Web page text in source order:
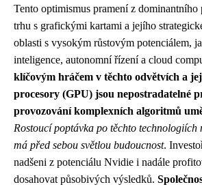
Tento optimismus pramení z dominantního
trhu s grafickými kartami a jejího
oblasti s vysokým růstovým potenciálem,
inteligence, autonomní řízení a cloud
klíčovým hráčem v těchto odvětvích a
procesory (GPU) jsou nepostradatelné
provozování komplexních algoritmů
Rostoucí poptávka po těchto technologiích
má před sebou světlou budoucnost.
nadšeni z potenciálu Nvidie i nadále
dosahovat působivých výsledků.